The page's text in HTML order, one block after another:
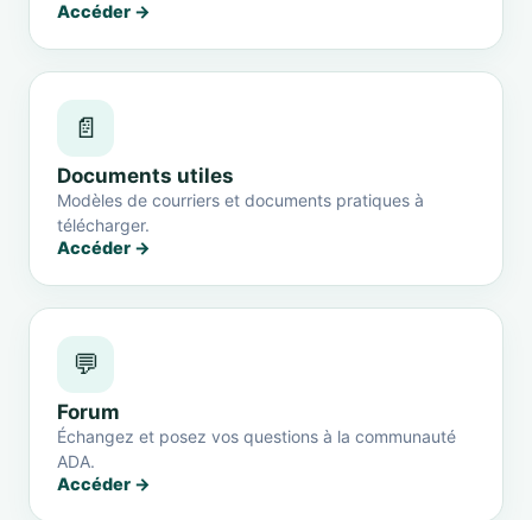
Accéder →
📄
Documents utiles
Modèles de courriers et documents pratiques à
télécharger.
Accéder →
💬
Forum
Échangez et posez vos questions à la communauté
ADA.
Accéder →